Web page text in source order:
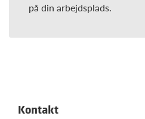
på din arbejdsplads.
Kontakt